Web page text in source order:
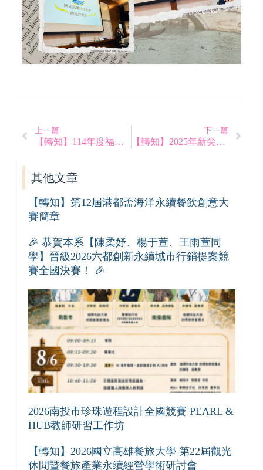
上一篇
【轉知】114年度福興「長糯米」料理大賽
下一篇
【轉知】2025年新尖兵說明會
其他文章
【轉知】第12屆港都盃海洋永續餐飲創意大
賽簡章
🎉 恭賀本系【陳柔妤、楊于萱、王雨萱同
學】晉級2026六都創新永續城市行銷提案競
賽全國決賽！ 🎉
2026南投市珍珠遊程設計全國競賽 PEARL &
HUB教師研習工作坊
【轉知】2026國立高雄餐旅大學 第22屆觀光
休閒暨餐旅產業永續經營學術研討會